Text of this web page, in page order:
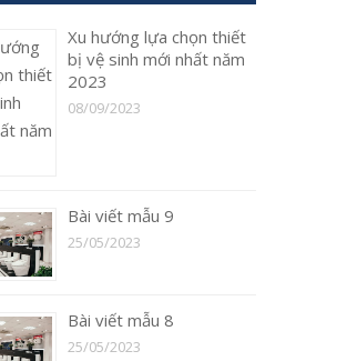
Xu hướng lựa chọn thiết
bị vệ sinh mới nhất năm
2023
08/09/2023
Bài viết mẫu 9
25/05/2023
Bài viết mẫu 8
25/05/2023